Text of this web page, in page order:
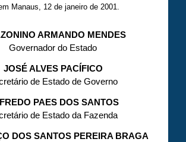
Manaus, 12 de janeiro de 2001.
ARMANDO MENDES
Governador do Estado
JOSÉ ALVES PACÍFICO
de Estado de Governo
PAES DOS SANTOS
de Estado da Fazenda
DOS SANTOS PEREIRA BRAGA